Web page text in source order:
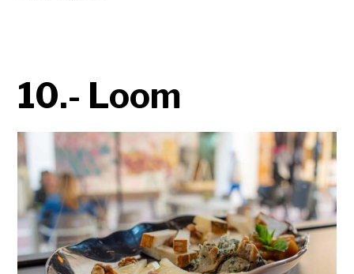
10.- Loom